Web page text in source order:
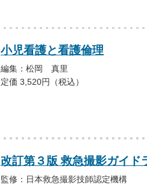
小児看護と看護倫理
編集：松岡 真里
定価 3,520円（税込）
改訂第３版 救急撮影ガイド
監修：日本救急撮影技師認定機構